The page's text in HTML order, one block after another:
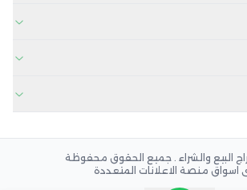
اسواق منصة الاعلانات المتعددة